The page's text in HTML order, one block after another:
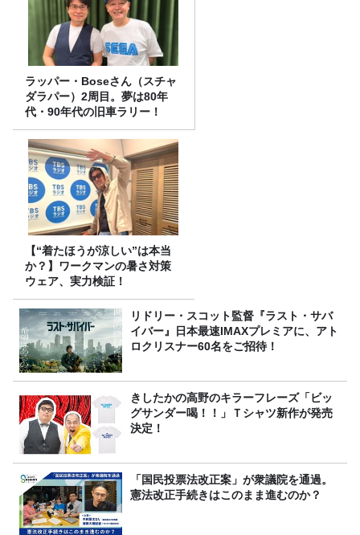
ラッパー・Boseさん（スチャ
ダラパー）2周目。夢は80年
代・90年代の旧車ラリー！
【“着たほうが涼しい”は本当
か？】ワークマンの暑さ対策
ウェア、実力検証！
リドリー・スコット監督『ラスト・サバ
イバー』日本最速IMAXプレミアに、アト
ロクリスナー60名をご招待！
きしたかの高野のキラーフレーズ「ビッ
グサンダー喝！！」Ｔシャツ新作が発売
決定！
「国民投票法改正案」が衆議院を通過。
憲法改正手続きはこのまま進むのか？